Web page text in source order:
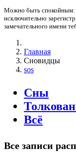
Можно быть спокойным:
исключительно
замечательного имени
Главная
Сновидцы
sos
Сны
Всё
Все записи